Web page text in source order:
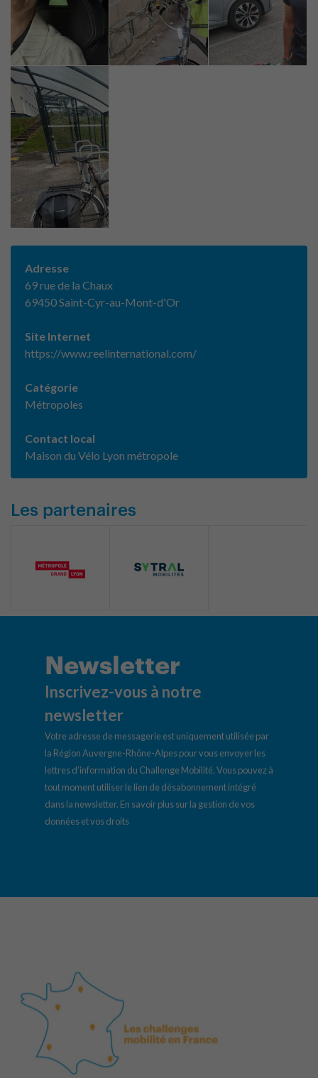
Adresse
69 rue de la Chaux
69450 Saint-Cyr-au-Mont-d'Or
Site Internet
https://www.reelinternational.com/
Catégorie
Métropoles
Contact local
Maison du Vélo Lyon métropole
Les partenaires
Newsletter
Inscrivez-vous à notre
newsletter
Votre adresse de messagerie est uniquement utilisée par
la Région Auvergne-Rhône-Alpes pour vous envoyer les
lettres d’information du Challenge Mobilité. Vous pouvez à
tout moment utiliser le lien de désabonnement intégré
dans la newsletter. En savoir plus sur la gestion de vos
données et vos droits